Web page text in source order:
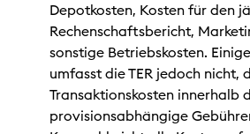
Depotkosten, Kosten für den
Rechenschaftsbericht,
sonstige Betriebskosten.
umfasst die TER jedoch nicht,
Transaktionskosten innerhalb
provisionsabhängige